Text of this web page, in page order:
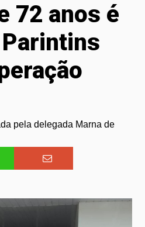
72 anos é
pela delegada Marna de